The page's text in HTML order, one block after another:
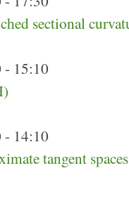
sectional
15:10
14:10
tangent